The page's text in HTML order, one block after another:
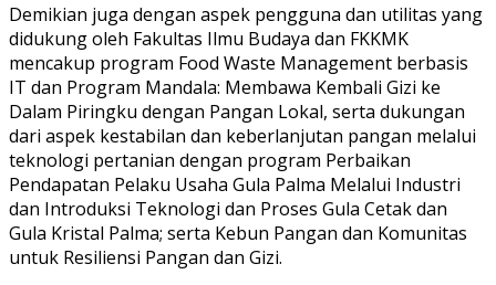
Demikian juga dengan aspek pengguna dan utilitas yang
didukung oleh Fakultas Ilmu Budaya dan FKKMK
mencakup program Food Waste Management berbasis
IT dan Program Mandala: Membawa Kembali Gizi ke
Dalam Piringku dengan Pangan Lokal, serta dukungan
dari aspek kestabilan dan keberlanjutan pangan melalui
teknologi pertanian dengan program Perbaikan
Pendapatan Pelaku Usaha Gula Palma Melalui Industri
dan Introduksi Teknologi dan Proses Gula Cetak dan
Gula Kristal Palma; serta Kebun Pangan dan Komunitas
untuk Resiliensi Pangan dan Gizi.